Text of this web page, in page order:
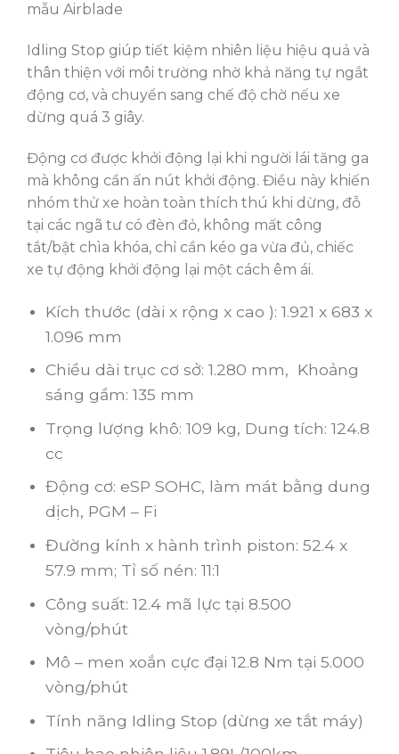
mẫu Airblade
Idling Stop giúp tiết kiệm nhiên liệu hiệu quả và
thân thiện với môi trường nhờ khả năng tự ngắt
động cơ, và chuyển sang chế độ chờ nếu xe
dừng quá 3 giây.
Động cơ được khởi động lại khi người lái tăng ga
mà không cần ấn nút khởi động. Điều này khiến
nhóm thử xe hoàn toàn thích thú khi dừng, đỗ
tại các ngã tư có đèn đỏ, không mất công
tắt/bật chìa khóa, chỉ cần kéo ga vừa đủ, chiếc
xe tự động khởi động lại một cách êm ái.
Kích thước (dài x rộng x cao ): 1.921 x 683 x
1.096 mm
Chiều dài trục cơ sở: 1.280 mm, Khoảng
sáng gầm: 135 mm
Trọng lượng khô: 109 kg, Dung tích: 124.8
cc
Động cơ: eSP SOHC, làm mát bằng dung
dịch, PGM – Fi
Đường kính x hành trình piston: 52.4 x
57.9 mm; Tỉ số nén: 11:1
Công suất: 12.4 mã lực tại 8.500
vòng/phút
Mô – men xoắn cực đại 12.8 Nm tại 5.000
vòng/phút
Tính năng Idling Stop (dừng xe tắt máy)